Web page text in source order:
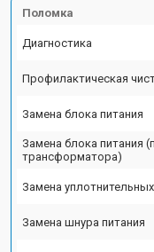
Поломка
Диагностика
Профилактическая
Замена блока питания
Замена блока питания
трансформатора)
Замена
Замена шнура питания